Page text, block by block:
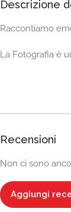
Descrizione
Raccontiamo
La Fotografia è
Recensioni
Non ci sono
Aggiungi